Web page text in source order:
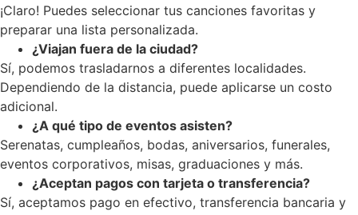
¡Claro! Puedes seleccionar tus canciones favoritas y
preparar una lista personalizada.
¿Viajan fuera de la ciudad?
Sí, podemos trasladarnos a diferentes localidades.
Dependiendo de la distancia, puede aplicarse un costo
adicional.
¿A qué tipo de eventos asisten?
Serenatas, cumpleaños, bodas, aniversarios, funerales,
eventos corporativos, misas, graduaciones y más.
¿Aceptan pagos con tarjeta o transferencia?
Sí, aceptamos pago en efectivo, transferencia bancaria y